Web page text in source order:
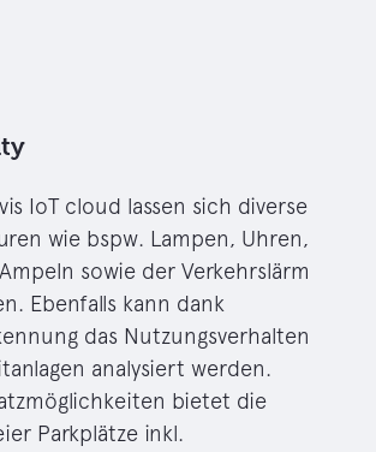
IoT cloud lassen sich diverse
wie bspw. Lampen, Uhren,
sowie der Verkehrslärm
Ebenfalls kann dank
das Nutzungsverhalten
analysiert werden.
bietet die
Parkplätze inkl.